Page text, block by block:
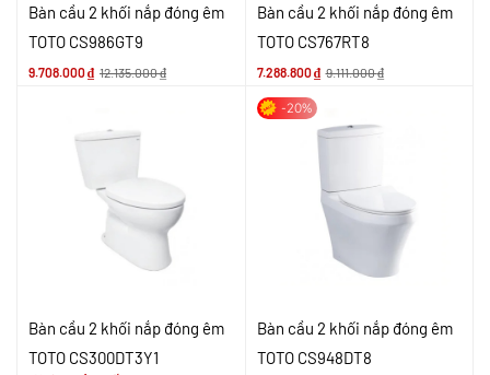
Bàn cầu 2 khối nắp đóng êm
TOTO CS986GT9
9.708.000₫ 12.135.000₫
Bàn cầu 2 khối nắp đóng êm
TOTO CS767RT8
7.288.800₫ 9.111.000₫
Bàn cầu 2 khối nắp đóng êm
TOTO CS300DT3Y1
-20%
Bàn cầu 2 khối nắp đóng êm
TOTO CS948DT8